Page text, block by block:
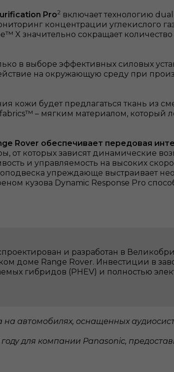
Pro2 включает технологию
концентрации углекислого
X значительно сокращает
в выборе эффективных силовых
на окружающую среду при
кожи будет предлагаться ткань из
– мягким материалом, который
Rover обеспечивает передовая
от которых зависят динамические
и управляемость на высоких
упреждающе выстраивает
кузова Dynamic Response Pro
и разработан в
доме Range Rover. Инвестиции в
гибридов (PHEV) и полностью
на автомобилях, оснащенных
для компании Panasonic,